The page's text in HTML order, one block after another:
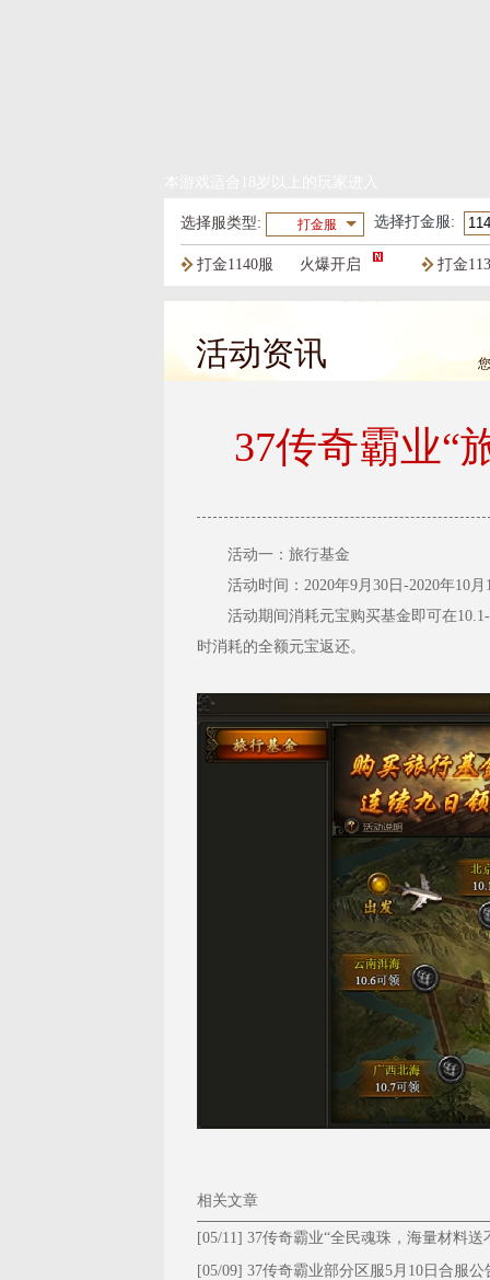
选择服类型: 打金服 选择打金服:
火爆开启
打金1140服 打金
活动资讯
37传奇霸业“
活动一：旅行基金
活动时间：2020年9月30日-2020年10月
活动期间消耗元宝购买基金即可在
时消耗的全额元宝返还。
相关文章
[05/11] 37传奇霸业“全民魂珠，海量材料送
停！”
[05/09] 37传奇霸业部分区服5月10日合服公